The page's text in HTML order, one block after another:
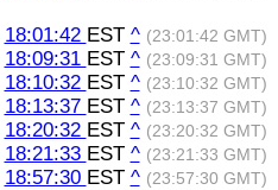
18:01:42 EST ^ (23:01:42 GMT)
18:09:31 EST ^ (23:09:31 GMT)
18:10:32 EST ^ (23:10:32 GMT)
18:13:37 EST ^ (23:13:37 GMT)
18:20:32 EST ^ (23:20:32 GMT)
18:21:33 EST ^ (23:21:33 GMT)
18:57:30 EST ^ (23:57:30 GMT)